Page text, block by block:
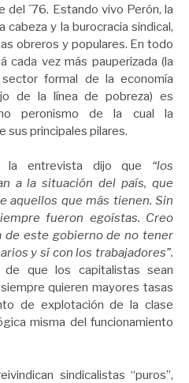
del ´76. Estando vivo Perón, la
y la burocracia sindical,
obreros y populares. En todo
cada vez más pauperizada (la
formal de la economía
de la línea de pobreza) es
peronismo de la cual la
sus principales pilares.
la entrevista dijo que “los
a la situación del país, que
aquellos que más tienen. Sin
fueron egoístas. Creo
este gobierno de no tener
y sí con los trabajadores”.
que los capitalistas sean
quieren mayores tasas
de explotación de la clase
misma del funcionamiento
sindicalistas “puros”,